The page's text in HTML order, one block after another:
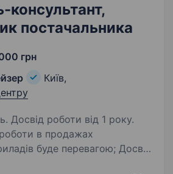
консультант,
постачальника
грн
Київ,
Досвід роботи від 1 року.
буде перевагою; Досвід